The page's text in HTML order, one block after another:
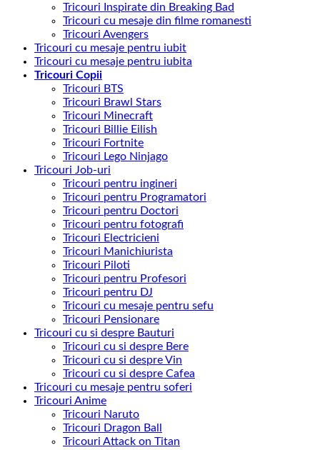
Tricouri Inspirate din Breaking Bad
Tricouri cu mesaje din filme romanesti
Tricouri Avengers
Tricouri cu mesaje pentru iubit
Tricouri cu mesaje pentru iubita
Tricouri Copii
Tricouri BTS
Tricouri Brawl Stars
Tricouri Minecraft
Tricouri Billie Eilish
Tricouri Fortnite
Tricouri Lego Ninjago
Tricouri Job-uri
Tricouri pentru ingineri
Tricouri pentru Programatori
Tricouri pentru Doctori
Tricouri pentru fotografi
Tricouri Electricieni
Tricouri Manichiurista
Tricouri Piloti
Tricouri pentru Profesori
Tricouri pentru DJ
Tricouri cu mesaje pentru sefu
Tricouri Pensionare
Tricouri cu si despre Bauturi
Tricouri cu si despre Bere
Tricouri cu si despre Vin
Tricouri cu si despre Cafea
Tricouri cu mesaje pentru soferi
Tricouri Anime
Tricouri Naruto
Tricouri Dragon Ball
Tricouri Attack on Titan